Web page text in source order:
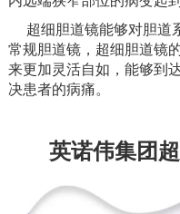
超细胆道镜能够对胆道
常规胆道镜，超细胆道镜
来更加灵活自如，能够到
决患者的病痛。
英诺伟集团